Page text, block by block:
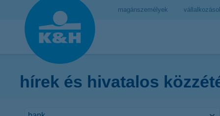
magánszemélyek
hírek és hivatalos